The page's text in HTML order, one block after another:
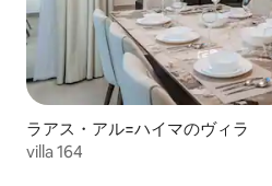
ラアス・アル=ハイマのヴィラ
villa 164